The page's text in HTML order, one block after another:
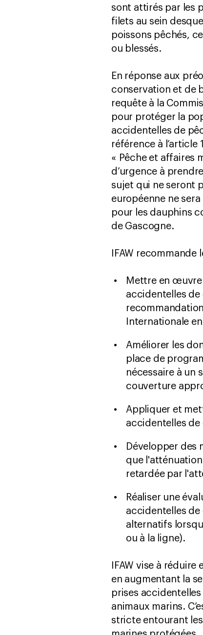
sont attirés par les
filets au sein
poissons pêchés,
ou blessés.
En réponse aux
conservation et de
requête à la
pour protéger la
accidentelles de
référence à
« Pêche et affaires
d’urgence à
sujet qui ne seront
européenne ne
pour les dauphins
de Gascogne.
IFAW
Mettre en
accidentelles de
Internationale
Améliorer les
place de
nécessaire à un
couverture
Appliquer et
accidentelles de
Développer des
que
retardée par
Réaliser une
accidentelles de
alternatifs
ou à la ligne).
IFAW vise à
en augmentant la
prises
animaux marins.
stricte entourant les